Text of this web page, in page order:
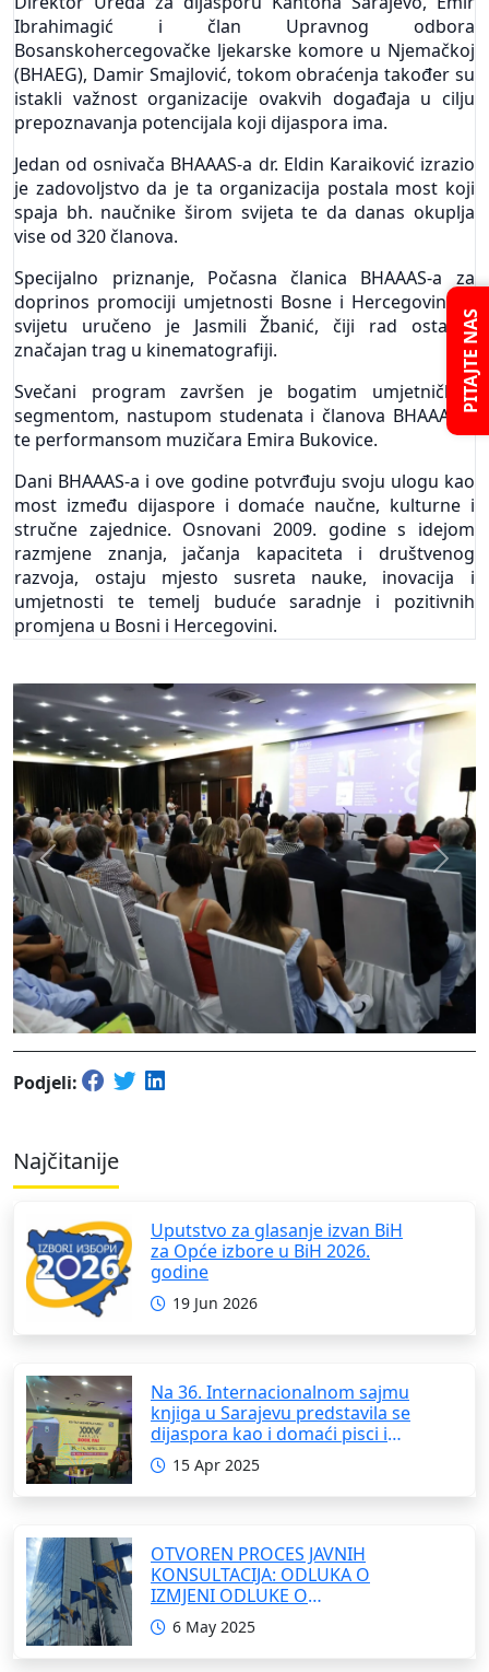
PITAJTE NAS
Ibrahimagić i član Upravnog odbora
Bosanskohercegovačke ljekarske komore u Njemačkoj
(BHAEG), Damir Smajlović, tokom obraćenja također su
istakli važnost organizacije ovakvih događaja u cilju
prepoznavanja potencijala koji dijaspora ima.
Jedan od osnivača BHAAAS-a dr. Eldin Karaiković izrazio
je zadovoljstvo da je ta organizacija postala most koji
spaja bh. naučnike širom svijeta te da danas okuplja
vise od 320 članova.
Specijalno priznanje, Počasna članica BHAAAS-a za
doprinos promociji umjetnosti Bosne i Hercegovine u
svijetu uručeno je Jasmili Žbanić, čiji rad ostavlja
značajan trag u kinematografiji.
Svečani program završen je bogatim umjetničkim
segmentom, nastupom studenata i članova BHAAAS-a
te performansom muzičara Emira Bukovice.
Dani BHAAAS-a i ove godine potvrđuju svoju ulogu kao
most između dijaspore i domaće naučne, kulturne i
stručne zajednice. Osnovani 2009. godine s idejom
razmjene znanja, jačanja kapaciteta i društvenog
razvoja, ostaju mjesto susreta nauke, inovacija i
umjetnosti te temelj buduće saradnje i pozitivnih
promjena u Bosni i Hercegovini.
Previous Next
Podjeli:
Najčitanije
Uputstvo za glasanje izvan BiH
za Opće izbore u BiH 2026.
godine
19 Jun 2026
Na 36. Internacionalnom sajmu
knjiga u Sarajevu predstavila se
dijaspora kao i domaći pisci i
umjetnici
15 Apr 2025
OTVOREN PROCES JAVNIH
KONSULTACIJA: ODLUKA O
IZMJENI ODLUKE O
FORMIRANJU INTERRESORNE
RADNE GRUPE ZA IZRADU
OKVIRNOG ZAKONA O
6 May 2025